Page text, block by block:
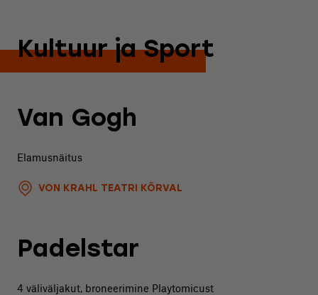
Kultuur ja Sport
Van Gogh
Elamusnäitus
VON KRAHL TEATRI KÕRVAL
Padelstar
4 väliväljakut, broneerimine Playtomicust